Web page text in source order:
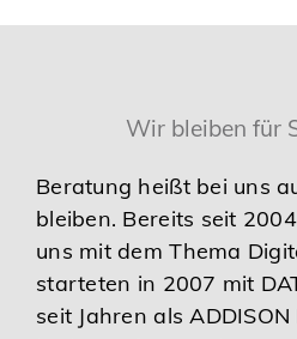
Wir bleiben für
Beratung heißt bei uns
bleiben. Bereits seit
uns mit dem Thema
starteten in 2007 mit
seit Jahren als